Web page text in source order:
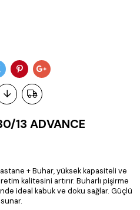
13 ADVANCE
+ Buhar, yüksek kapasiteli ve
kalitesini artırır. Buharlı pişirme
ideal kabuk ve doku sağlar. Güçlü